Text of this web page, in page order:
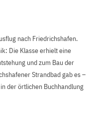
nach Friedrichshafen.
Die Klasse erhielt eine
und zum Bau der
Strandbad gab es –
der örtlichen Buchhandlung